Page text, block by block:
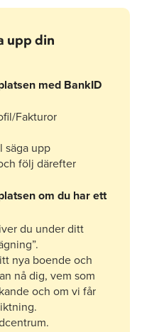
bli debiterad för
upp din
med BankID
Fakturor
säga upp
följ därefter
om du har ett
du under ditt
nya boende och
nå dig, vem som
och om vi får